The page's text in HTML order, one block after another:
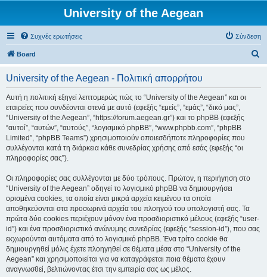
University of the Aegean
Συχνές ερωτήσεις Σύνδεση
Board
University of the Aegean - Πολιτική απορρήτου
Αυτή η πολιτική εξηγεί λεπτομερώς πώς το “University of the Aegean” και οι
εταιρείες που συνδέονται στενά με αυτό (εφεξής “εμείς”, “εμάς”, “δικό μας”,
“University of the Aegean”, “https://forum.aegean.gr”) και το phpBB (εφεξής
“αυτοί”, “αυτών”, “αυτούς”, “λογισμικό phpBB”, “www.phpbb.com”, “phpBB
Limited”, “phpBB Teams”) χρησιμοποιούν οποιεσδήποτε πληροφορίες που
συλλέγονται κατά τη διάρκεια κάθε συνεδρίας χρήσης από εσάς (εφεξής “οι
πληροφορίες σας”).
Οι πληροφορίες σας συλλέγονται με δύο τρόπους. Πρώτον, η περιήγηση στο
“University of the Aegean” οδηγεί το λογισμικό phpBB να δημιουργήσει
ορισμένα cookies, τα οποία είναι μικρά αρχεία κειμένου τα οποία
αποθηκεύονται στα προσωρινά αρχεία του πλοηγού του υπολογιστή σας. Τα
πρώτα δύο cookies περιέχουν μόνον ένα προσδιοριστικό μέλους (εφεξής “user-
id”) και ένα προσδιοριστικό ανώνυμης συνεδρίας (εφεξής “session-id”), που σας
εκχωρούνται αυτόματα από το λογισμικό phpBB. Ένα τρίτο cookie θα
δημιουργηθεί μόλις έχετε πλοηγηθεί σε θέματα μέσα στο “University of the
Aegean” και χρησιμοποιείται για να καταγράφεται ποια θέματα έχουν
αναγνωσθεί, βελτιώνοντας έτσι την εμπειρία σας ως μέλος.